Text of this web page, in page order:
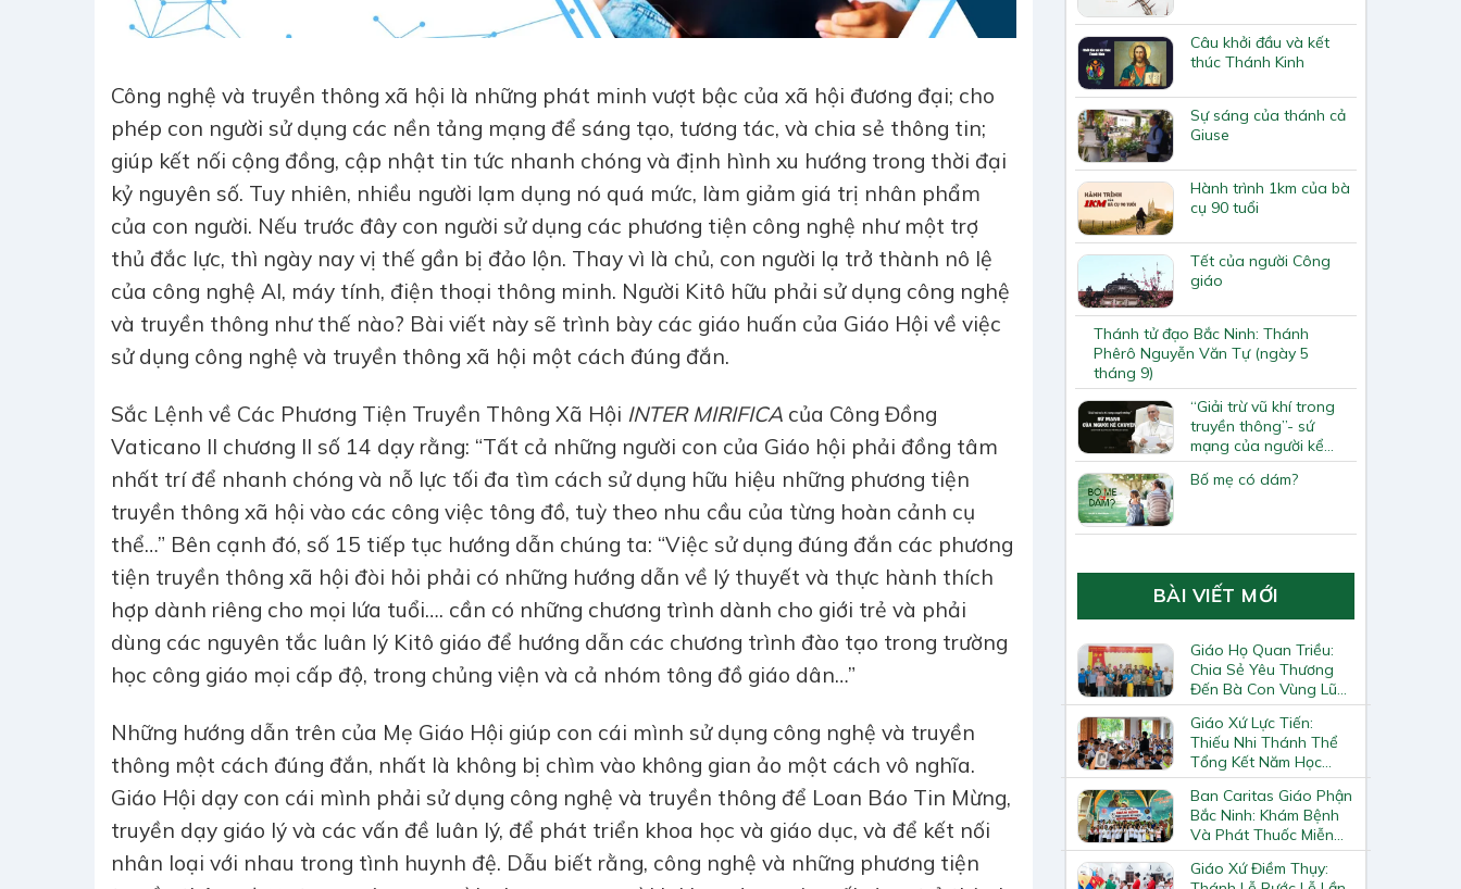
Công nghệ và truyền thông xã hội là những phát minh vượt bậc của xã hội đương đại; cho
phép con người sử dụng các nền tảng mạng để sáng tạo, tương tác, và chia sẻ thông tin;
giúp kết nối cộng đồng, cập nhật tin tức nhanh chóng và định hình xu hướng trong thời đại
kỷ nguyên số. Tuy nhiên, nhiều người lạm dụng nó quá mức, làm giảm giá trị nhân phẩm
của con người. Nếu trước đây con người sử dụng các phương tiện công nghệ như một trợ
thủ đắc lực, thì ngày nay vị thế gần bị đảo lộn. Thay vì là chủ, con người lạ trở thành nô lệ
của công nghệ AI, máy tính, điện thoại thông minh. Người Kitô hữu phải sử dụng công nghệ
và truyền thông như thế nào? Bài viết này sẽ trình bày các giáo huấn của Giáo Hội về việc
sử dụng công nghệ và truyền thông xã hội một cách đúng đắn.
Sắc Lệnh về Các Phương Tiện Truyền Thông Xã Hội INTER MIRIFICA của Công Đồng
Vaticano II chương II số 14 dạy rằng: “Tất cả những người con của Giáo hội phải đồng tâm
nhất trí để nhanh chóng và nỗ lực tối đa tìm cách sử dụng hữu hiệu những phương tiện
truyền thông xã hội vào các công việc tông đồ, tuỳ theo nhu cầu của từng hoàn cảnh cụ
thể…” Bên cạnh đó, số 15 tiếp tục hướng dẫn chúng ta: “Việc sử dụng đúng đắn các phương
tiện truyền thông xã hội đòi hỏi phải có những hướng dẫn về lý thuyết và thực hành thích
hợp dành riêng cho mọi lứa tuổi…. cần có những chương trình dành cho giới trẻ và phải
dùng các nguyên tắc luân lý Kitô giáo để hướng dẫn các chương trình đào tạo trong trường
học công giáo mọi cấp độ, trong chủng viện và cả nhóm tông đồ giáo dân…”
Những hướng dẫn trên của Mẹ Giáo Hội giúp con cái mình sử dụng công nghệ và truyền
thông một cách đúng đắn, nhất là không bị chìm vào không gian ảo một cách vô nghĩa.
Giáo Hội dạy con cái mình phải sử dụng công nghệ và truyền thông để Loan Báo Tin Mừng,
truyền dạy giáo lý và các vấn đề luân lý, để phát triển khoa học và giáo dục, và để kết nối
nhân loại với nhau trong tình huynh đệ. Dẫu biết rằng, công nghệ và những phương tiện
Câu khởi đầu và kết
thúc Thánh Kinh
Sự sáng của thánh cả
Giuse
Hành trình 1km của bà
cụ 90 tuổi
Tết của người Công
giáo
Thánh tử đạo Bắc Ninh: Thánh
Phêrô Nguyễn Văn Tự (ngày 5
tháng 9)
“Giải trừ vũ khí trong
truyền thông”- sứ
mạng của người kể
chuyện giữa thời đại
tranh tối tranh sáng
Bố mẹ có dám?
BÀI VIẾT MỚI
Giáo Họ Quan Triều:
Chia Sẻ Yêu Thương
Đến Bà Con Vùng Lũ
Lai Châu
Giáo Xứ Lực Tiến:
Thiếu Nhi Thánh Thể
Tổng Kết Năm Học
Giáo Lý
Ban Caritas Giáo Phận
Bắc Ninh: Khám Bệnh
Và Phát Thuốc Miễn
Phí Tại Giáo Xứ Đồng
Chương
Giáo Xứ Điềm Thụy: